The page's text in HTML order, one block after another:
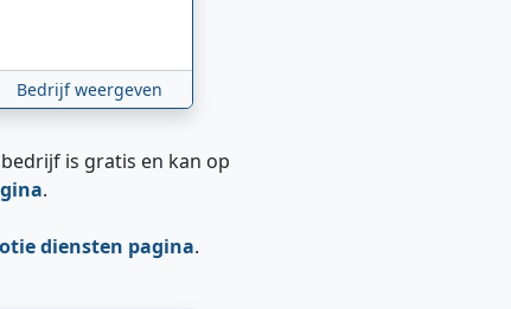
Bedrijf weergeven
is gratis en kan op
.
diensten pagina.